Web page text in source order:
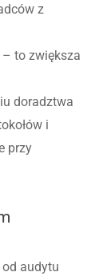
z
to zwiększa
doradztwa
i
przy
audytu